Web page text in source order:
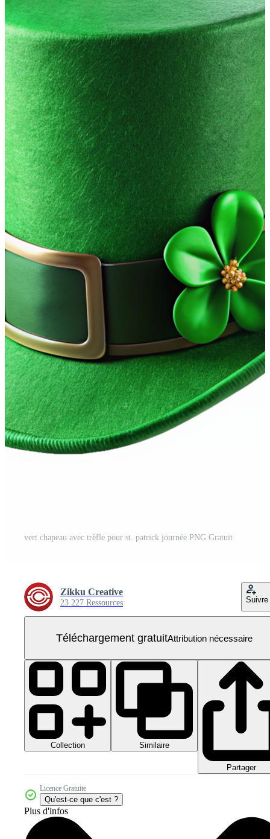
vert chapeau avec trèfle pour st. patrick journée PNG Gratuit
Zikku Creative
23 227 Ressources Suivre
Téléchargement gratuitAttribution nécessaire
Collection Similaire
Partager
Licence Gratuite
Qu'est-ce que c'est ?
Plus d'infos